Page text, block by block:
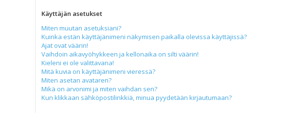
Käyttäjän asetukset
Miten muutan asetuksiani?
Kuinka estän käyttäjänimeni näkymisen paikalla olevissa käyttäjissä?
Ajat ovat väärin!
Vaihdoin aikavyöhykkeen ja kellonaika on silti väärin!
Kieleni ei ole valittavana!
Mitä kuvia on käyttäjänimeni vieressä?
Miten asetan avataren?
Mikä on arvonimi ja miten vaihdan sen?
Kun klikkaan sähköpostilinkkiä, minua pyydetään kirjautumaan?